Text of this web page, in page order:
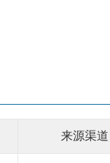
来源渠道